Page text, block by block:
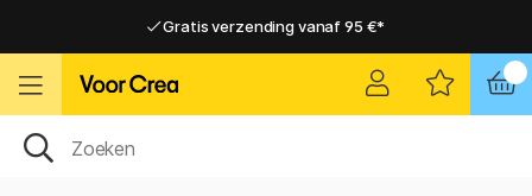
Gratis verzending vanaf 95 €*
Gratis verzending vanaf 95 €*